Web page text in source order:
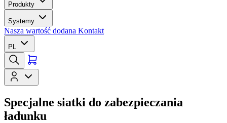
Produkty
Systemy
Nasza wartość dodana Kontakt
PL
Specjalne siatki do zabezpieczania
ładunku